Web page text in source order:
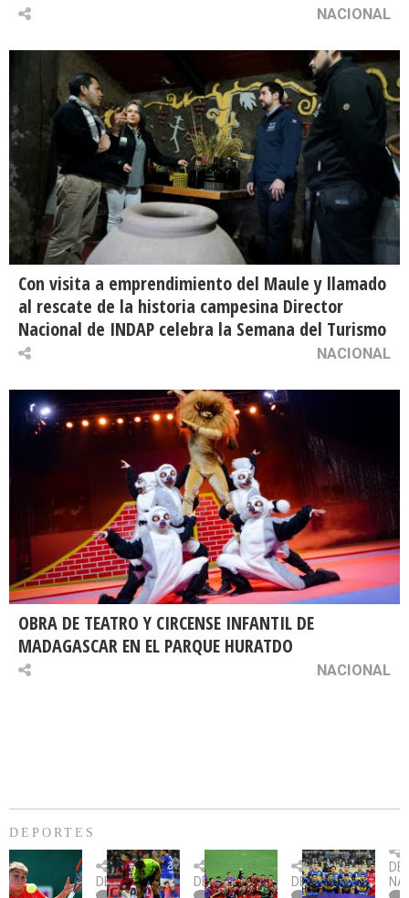
NACIONAL
Con visita a emprendimiento del Maule y llamado
al rescate de la historia campesina Director
Nacional de INDAP celebra la Semana del Turismo
NACIONAL
OBRA DE TEATRO Y CIRCENSE INFANTIL DE
MADAGASCAR EN EL PARQUE HURATDO
NACIONAL
DEPORTES
Billie
Jean
DEPORTES
U.
Católica
DEPORTES
Copa
Sudamericana:
DEPORTES